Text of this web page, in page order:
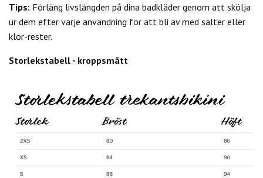
Tips: Förläng livslängden på dina badkläder genom att skölja
ur dem efter varje användning för att bli av med salter eller
klor-rester.
Storlekstabell - kroppsmått